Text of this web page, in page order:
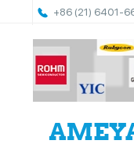
+86 (21) 6401-